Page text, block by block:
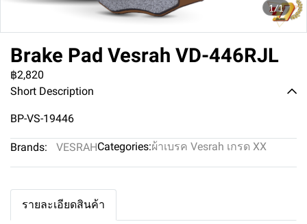
1/1
Brake Pad Vesrah VD-446RJL
฿2,820
Short Description
BP-VS-19446
Brands: VESRAHCategories:ผ้าเบรค Vesrah เกรด XX
รายละเอียดสินค้า